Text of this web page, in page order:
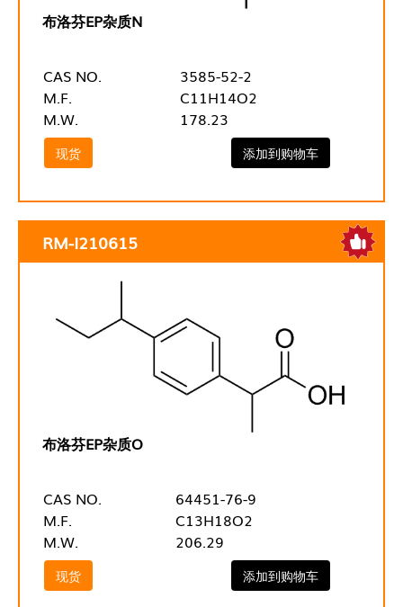
布洛芬EP杂质N
CAS NO.
3585-52-2
M.F.
C11H14O2
M.W.
178.23
现货 添加到购物车
RM-I210615
布洛芬EP杂质O
CAS NO.
64451-76-9
M.F.
C13H18O2
M.W.
206.29
现货 添加到购物车